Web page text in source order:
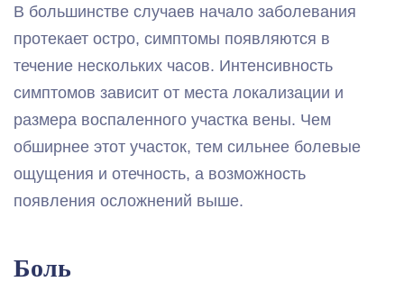
В большинстве случаев начало заболевания
протекает остро, симптомы появляются в
течение нескольких часов. Интенсивность
симптомов зависит от места локализации и
размера воспаленного участка вены. Чем
обширнее этот участок, тем сильнее болевые
ощущения и отечность, а возможность
появления осложнений выше.
Боль